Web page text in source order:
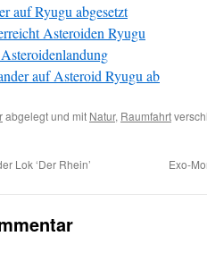
auf Ryugu abgesetzt
Asteroiden Ryugu
auf Asteroid Ryugu ab
abgelegt und mit Natur, Raumfahrt
Lok ‘Der Rhein’ Exo-